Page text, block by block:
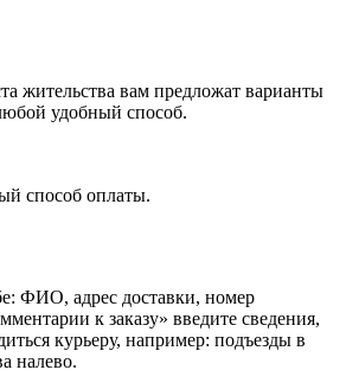
жительства вам предложат варианты
удобный способ.
способ оплаты.
ФИО, адрес доставки, номер
к заказу» введите сведения,
курьеру, например: подъезды в
налево.